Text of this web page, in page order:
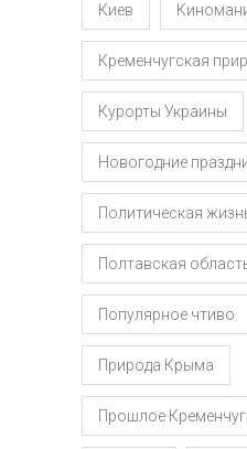
Киев
Кременчугская
Курорты Украины
Новогодние
Политическая
Полтавская
Популярное чтиво
Природа Крыма
Прошлое